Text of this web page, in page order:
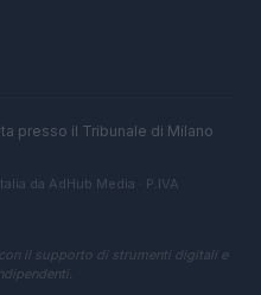
presso il Tribunale di Milano
da AdHub Media · P.IVA
il supporto di strumenti digitali e